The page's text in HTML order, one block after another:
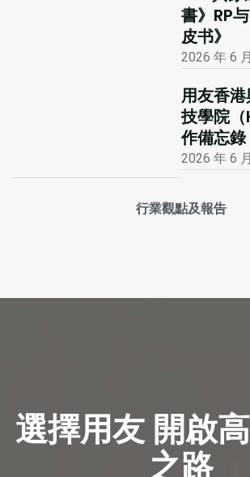
行業觀點及報告
書》RP
皮书》
2026 年 6
用友香
技學院
作備忘錄
2026 年 6
選擇用友 開啟
之路